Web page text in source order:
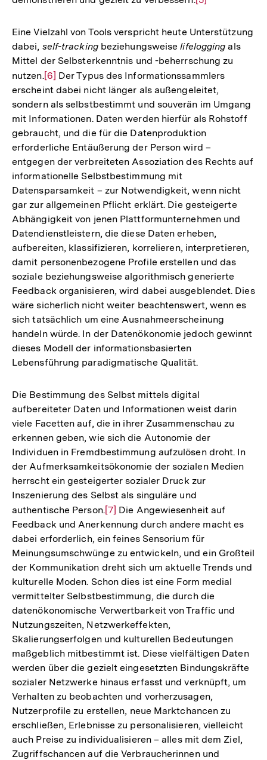
der
Fußnote
Eine Vielzahl von Tools verspricht heute Unterstützung
dabei, self-trackingbeziehungsweiselifelogging als
Mittel der Selbsterkenntnis und -beherrschung zu
nutzen.Zur
Auflösung
der
Fußnote
[6] Der Typus des Informationssammlers
erscheint dabei nicht länger als außengeleitet,
sondern als selbstbestimmt und souverän im Umgang
mit Informationen. Daten werden hierfür als Rohstoff
gebraucht, und die für die Datenproduktion
erforderliche Entäußerung der Person wird –
entgegen der verbreiteten Assoziation des Rechts auf
informationelle Selbstbestimmung mit
Datensparsamkeit – zur Notwendigkeit, wenn nicht
gar zur allgemeinen Pflicht erklärt. Die gesteigerte
Abhängigkeit von jenen Plattformunternehmen und
Datendienstleistern, die diese Daten erheben,
aufbereiten, klassifizieren, korrelieren, interpretieren,
damit personenbezogene Profile erstellen und das
soziale beziehungsweise algorithmisch generierte
Feedback organisieren, wird dabei ausgeblendet. Dies
wäre sicherlich nicht weiter beachtenswert, wenn es
sich tatsächlich um eine Ausnahmeerscheinung
handeln würde. In der Datenökonomie jedoch gewinnt
dieses Modell der informationsbasierten
Lebensführung paradigmatische Qualität.
Die Bestimmung des Selbst mittels digital
aufbereiteter Daten und Informationen weist darin
viele Facetten auf, die in ihrer Zusammenschau zu
erkennen geben, wie sich die Autonomie der
Individuen in Fremdbestimmung aufzulösen droht. In
der Aufmerksamkeitsökonomie der sozialen Medien
herrscht ein gesteigerter sozialer Druck zur
Inszenierung des Selbst als singuläre und
authentische Person.Zur
Auflösung
der
Fußnote
[7] Die Angewiesenheit auf
Feedback und Anerkennung durch andere macht es
dabei erforderlich, ein feines Sensorium für
Meinungsumschwünge zu entwickeln, und ein Großteil
der Kommunikation dreht sich um aktuelle Trends und
kulturelle Moden. Schon dies ist eine Form medial
vermittelter Selbstbestimmung, die durch die
datenökonomische Verwertbarkeit von Traffic und
Nutzungszeiten, Netzwerkeffekten,
Skalierungserfolgen und kulturellen Bedeutungen
maßgeblich mitbestimmt ist. Diese vielfältigen Daten
werden über die gezielt eingesetzten Bindungskräfte
sozialer Netzwerke hinaus erfasst und verknüpft, um
Verhalten zu beobachten und vorherzusagen,
Nutzerprofile zu erstellen, neue Marktchancen zu
erschließen, Erlebnisse zu personalisieren, vielleicht
auch Preise zu individualisieren – alles mit dem Ziel,
Zugriffschancen auf die Verbraucherinnen und